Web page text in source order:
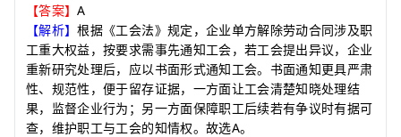
【答案】A
【解析】根据《工会法》规定，企业单方解除劳动合同涉及职
工重大权益，按要求需事先通知工会，若工会提出异议，企业
重新研究处理后，应以书面形式通知工会。书面通知更具严肃
性、规范性，便于留存证据，一方面让工会清楚知晓处理结
果，监督企业行为；另一方面保障职工后续若有争议时有据可
查，维护职工与工会的知情权。故选A。